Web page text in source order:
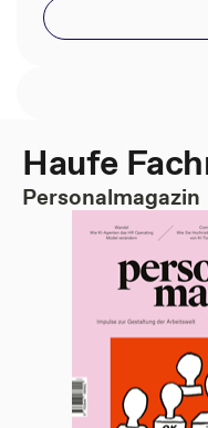
Haufe
Personalmagazin